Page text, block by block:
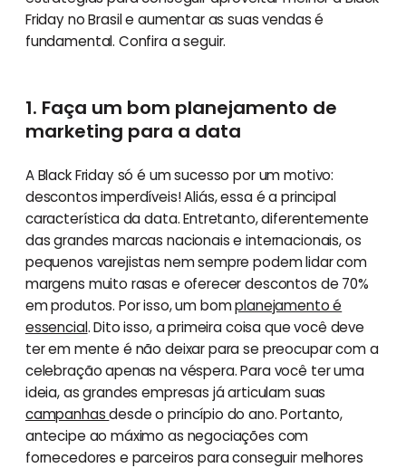
Friday no Brasil e aumentar as suas vendas é
fundamental. Confira a seguir.
1. Faça um bom planejamento de
marketing para a data
A Black Friday só é um sucesso por um motivo:
descontos imperdíveis! Aliás, essa é a principal
característica da data. Entretanto, diferentemente
das grandes marcas nacionais e internacionais, os
pequenos varejistas nem sempre podem lidar com
margens muito rasas e oferecer descontos de 70%
em produtos. Por isso, um bomplanejamento é
essencial. Dito isso, a primeira coisa que você deve
ter em mente é não deixar para se preocupar com a
celebração apenas na véspera. Para você ter uma
ideia, as grandes empresas já articulam suas
campanhasdesde o princípio do ano. Portanto,
antecipe ao máximo as negociações com
fornecedores e parceiros para conseguir melhores